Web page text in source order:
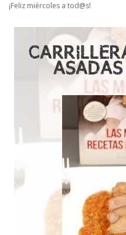
¡Feliz miércoles a tod@s!